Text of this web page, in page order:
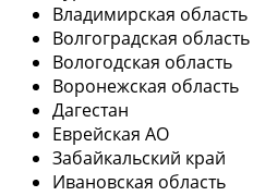
Владимирская область
Волгоградская область
Вологодская область
Воронежская область
Дагестан
Еврейская АО
Забайкальский край
Ивановская область